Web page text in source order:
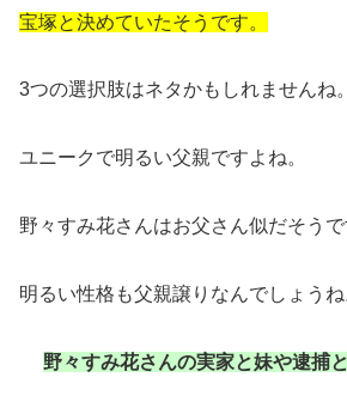
宝塚と決めていたそうです。
3つの選択肢はネタかもしれませんね。
ユニークで明るい父親ですよね。
野々すみ花さんはお父さん似だそうで
明るい性格も父親譲りなんでしょうね
野々すみ花さんの実家と妹や逮捕